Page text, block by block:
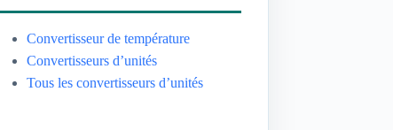
Convertisseur de température
Convertisseurs d’unités
Tous les convertisseurs d’unités